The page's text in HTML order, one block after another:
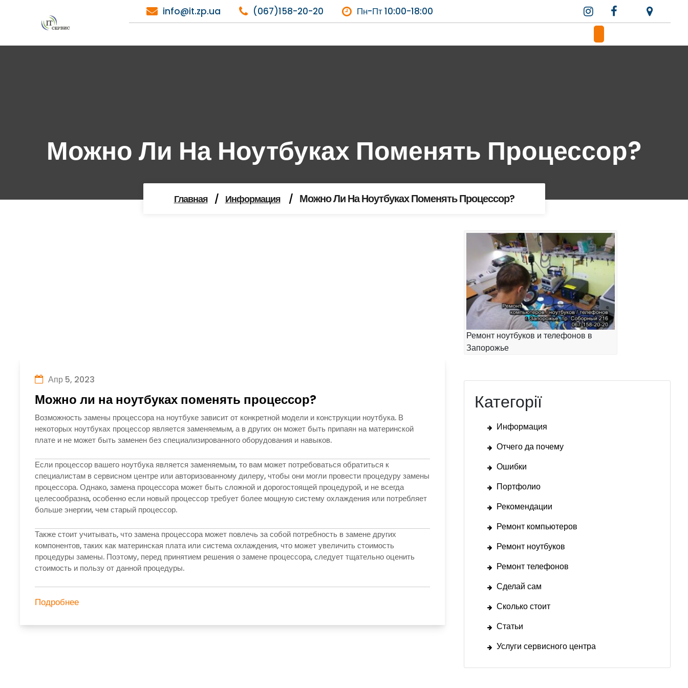
содержимому
info@it.zp.ua (067)158-20-20 Пн-Пт 10:00-18:00
Можно Ли На Ноутбуках Поменять Процессор?
Главная / Информация / Можно Ли На Ноутбуках Поменять Процессор?
Апр 5, 2023
Можно ли на ноутбуках поменять процессор?
Возможность замены процессора на ноутбуке зависит от конкретной модели и конструкции ноутбука. В
некоторых ноутбуках процессор является заменяемым, а в других он может быть припаян на материнской
плате и не может быть заменен без специализированного оборудования и навыков.
Если процессор вашего ноутбука является заменяемым, то вам может потребоваться обратиться к
специалистам в сервисном центре или авторизованному дилеру, чтобы они могли провести процедуру замены
процессора. Однако, замена процессора может быть сложной и дорогостоящей процедурой, и не всегда
целесообразна, особенно если новый процессор требует более мощную систему охлаждения или потребляет
больше энергии, чем старый процессор.
Также стоит учитывать, что замена процессора может повлечь за собой потребность в замене других
компонентов, таких как материнская плата или система охлаждения, что может увеличить стоимость
процедуры замены. Поэтому, перед принятием решения о замене процессора, следует тщательно оценить
стоимость и пользу от данной процедуры.
Подробнее
Ремонт ноутбуков и телефонов в
Запорожье
Категорії
Информация
Отчего да почему
Ошибки
Портфолио
Рекомендации
Ремонт компьютеров
Ремонт ноутбуков
Ремонт телефонов
Сделай сам
Сколько стоит
Статьи
Услуги сервисного центра